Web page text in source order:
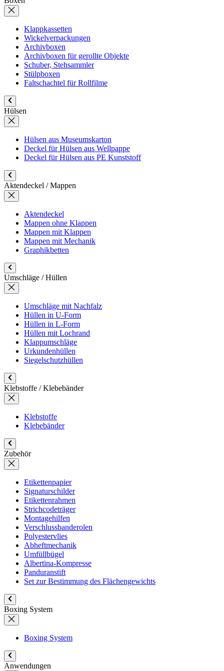
Klappkassetten
Wickelverpackungen
Archivboxen
Archivboxen für gerollte Objekte
Schuber, Stehsammler
Stülpboxen
Faltschachtel für Rollfilme
Hülsen
Hülsen aus Museumskarton
Deckel für Hülsen aus Wellpappe
Deckel für Hülsen aus PE Kunststoff
Aktendeckel / Mappen
Aktendeckel
Mappen ohne Klappen
Mappen mit Klappen
Mappen mit Mechanik
Graphikbetten
Umschläge / Hüllen
Umschläge mit Nachfalz
Hüllen in U-Form
Hüllen in L-Form
Hüllen mit Lochrand
Klappumschläge
Urkundenhüllen
Siegelschutzhüllen
Klebstoffe / Klebebänder
Klebstoffe
Klebebänder
Zubehör
Etikettenpapier
Signaturschilder
Etikettenrahmen
Strichcodeträger
Montagehilfen
Verschlussbanderolen
Polyestervlies
Abheftmechanik
Umfüllbügel
Albertina-Kompresse
Panduranstift
Set zur Bestimmung des Flächengewichts
Boxing System
Boxing System
Anwendungen